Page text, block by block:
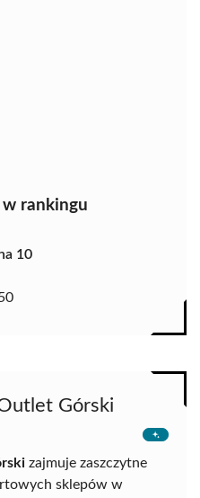
w rankingu
10
Górski
zajmuje zaszczytne
sklepów w